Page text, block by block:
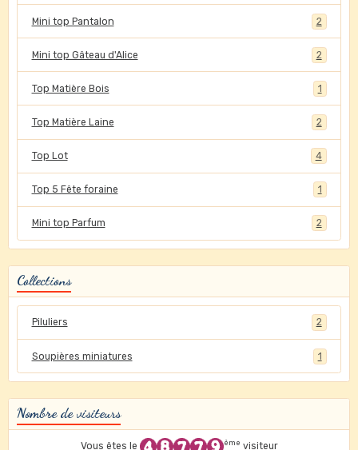
Mini top Pantalon 2
Mini top Gâteau d'Alice 2
Top Matière Bois 1
Top Matière Laine 2
Top Lot 4
Top 5 Fête foraine 1
Mini top Parfum 2
Collections
Piluliers 2
Soupières miniatures 1
Nombre de visiteurs
Vous êtes le ème visiteur